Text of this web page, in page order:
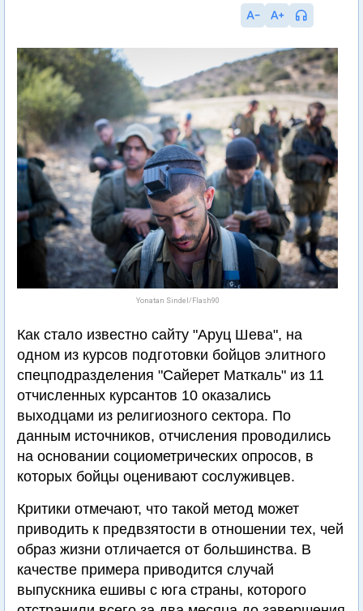
Yonatan Sindel/Flash90
Как стало известно сайту "Аруц Шева", на
одном из курсов подготовки бойцов элитного
спецподразделения "Сайерет Маткаль" из 11
отчисленных курсантов 10 оказались
выходцами из религиозного сектора. По
данным источников, отчисления проводились
на основании социометрических опросов, в
которых бойцы оценивают сослуживцев.
Критики отмечают, что такой метод может
приводить к предвзятости в отношении тех, чей
образ жизни отличается от большинства. В
качестве примера приводится случай
выпускника ешивы с юга страны, которого